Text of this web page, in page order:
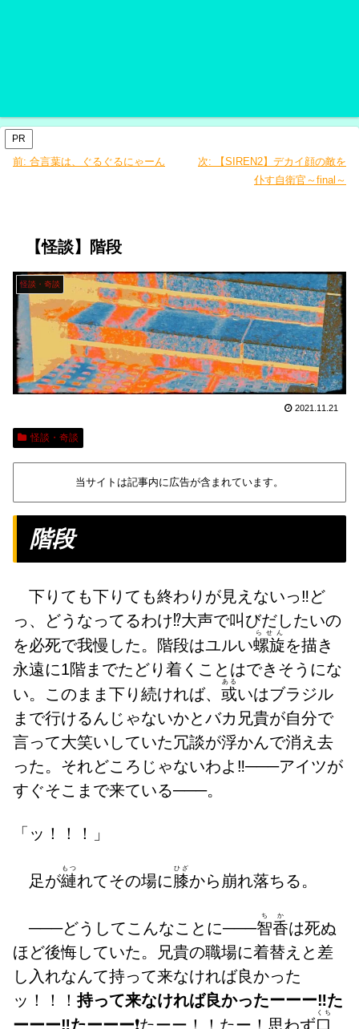
PR
前: 合言葉は、ぐるぐるにゃーん 次:
【SIREN2】デカイ顔の敵を
仆す自衛官～final～
【怪談】階段
怪談・奇談
2021.11.21
怪談・奇談
当サイトは記事内に広告が含まれています。
階段
下りても下りても終わりが見えないっ‼️ど
っ、どうなってるわけ⁉️大声で叫びだしたいの
を必死で我慢した。階段はユルい螺旋
らせん
を描き
永遠に1階までたどり着くことはできそうにな
い。このまま下り続ければ、 或
ある
いはブラジル
まで行けるんじゃないかとバカ兄貴が自分で
言って大笑いしていた冗談が浮かんで消え去
った。それどころじゃないわよ‼️───アイツが
すぐそこまで来ている───。
「ッ！！！」
足が縺
もつ
れてその場に膝
ひざ
から崩れ落ちる。
───どうしてこんなことに───智香
ちか
は死ぬ
ほど後悔していた。兄貴の職場に着替えと差
し入れなんて持って来なければ良かった
ッ！！！ 持って来なければ良かったーーー‼️た
ーーー‼️たーーー❗たーー！！たー！思わず口
くち